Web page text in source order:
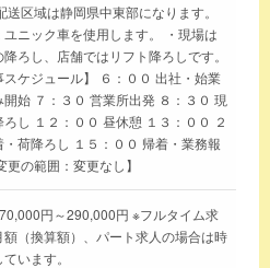
送区域は静岡県中東部になります。
ユニック車を使用します。 ・現場は
ろし、店舗ではリフト降ろしです。
スケジュール】 ６：００ 出社・始業
始 ７：３０ 営業所出発 ８：３０ 現
し １２：００ 昼休憩 １３：００ ２
荷降ろし １５：００ 帰着・業務報
更の範囲：変更なし】
円～290,000円 ※フルタイム求
額（換算額）、パート求人の場合は時
います。